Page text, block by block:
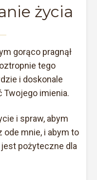
życia
gorąco pragnął
tego
i doskonale
Twojego imienia.
i spraw, abym
ode mnie, i abym to
jest pożyteczne dla